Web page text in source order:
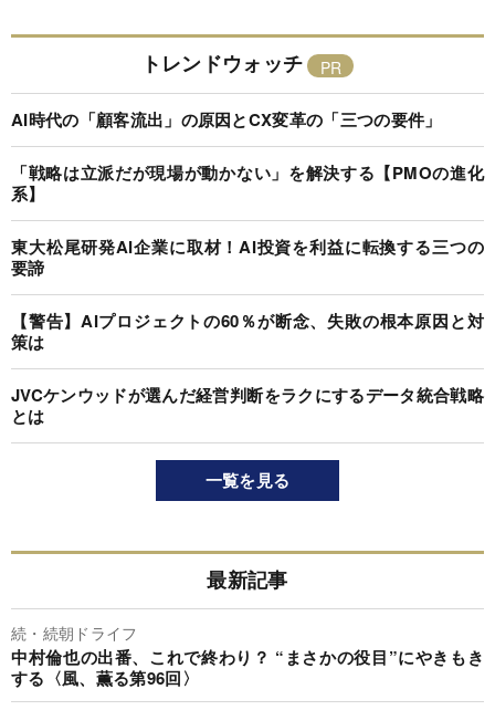
トレンドウォッチ
AI時代の「顧客流出」の原因とCX変革の「三つの要件」
「戦略は立派だが現場が動かない」を解決する【PMOの進化
系】
東大松尾研発AI企業に取材！AI投資を利益に転換する三つの
要諦
【警告】AIプロジェクトの60％が断念、失敗の根本原因と対
策は
JVCケンウッドが選んだ経営判断をラクにするデータ統合戦略
とは
一覧を見る
最新記事
続・続朝ドライフ
中村倫也の出番、これで終わり？ “まさかの役目”にやきもき
する〈風、薫る第96回〉